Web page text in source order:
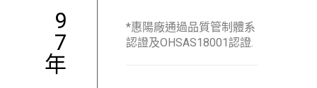
9
7
年
*惠陽廠通過品質管制體系
認證及OHSAS18001認證.